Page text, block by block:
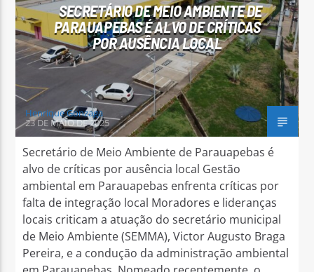
SECRETÁRIO DE MEIO AMBIENTE DE
PARAUAPEBAS É ALVO DE CRÍTICAS
POR AUSÊNCIA LOCAL
Henrique Gonzaga
23 DE MAIO DE 2025
Secretário de Meio Ambiente de Parauapebas é
alvo de críticas por ausência local Gestão
ambiental em Parauapebas enfrenta críticas por
falta de integração local Moradores e lideranças
locais criticam a atuação do secretário municipal
de Meio Ambiente (SEMMA), Victor Augusto Braga
Pereira, e a condução da administração ambiental